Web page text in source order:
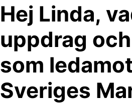
Hej Linda,
uppdrag
som
Sveriges